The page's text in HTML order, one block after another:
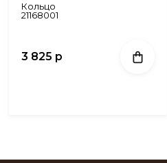
Кольцо
21168001
3 825 р